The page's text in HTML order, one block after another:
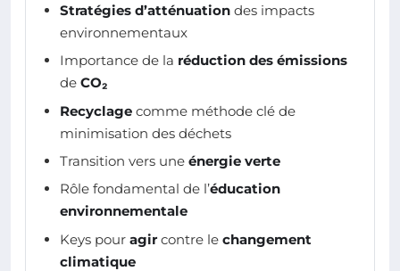
Stratégies d’atténuation des impacts
environnementaux
Importance de la réduction des émissions
de CO₂
Recyclage comme méthode clé de
minimisation des déchets
Transition vers une énergie verte
Rôle fondamental de l’éducation
environnementale
Keys pour agir contre le changement
climatique